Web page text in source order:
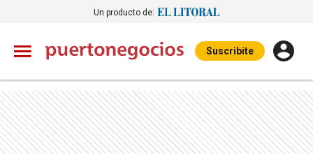
Un producto de:
Suscribite